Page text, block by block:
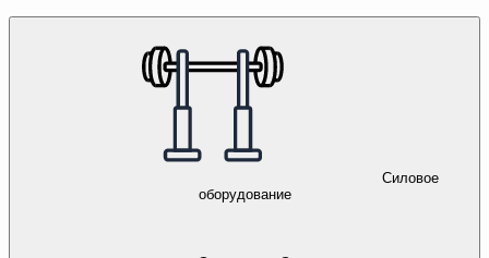
Силовое
оборудование